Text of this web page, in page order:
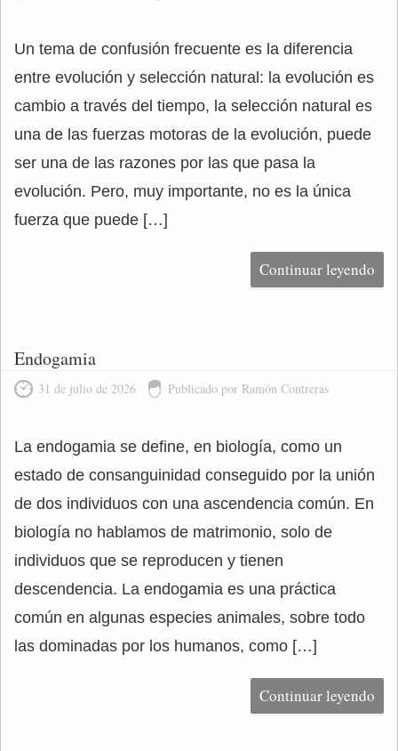
Un tema de confusión frecuente es la diferencia
entre evolución y selección natural: la evolución es
cambio a través del tiempo, la selección natural es
una de las fuerzas motoras de la evolución, puede
ser una de las razones por las que pasa la
evolución. Pero, muy importante, no es la única
fuerza que puede […]
Continuar leyendo
Endogamia
31 de julio de 2026 Publicado por Ramón Contreras
La endogamia se define, en biología, como un
estado de consanguinidad conseguido por la unión
de dos individuos con una ascendencia común. En
biología no hablamos de matrimonio, solo de
individuos que se reproducen y tienen
descendencia. La endogamia es una práctica
común en algunas especies animales, sobre todo
las dominadas por los humanos, como […]
Continuar leyendo